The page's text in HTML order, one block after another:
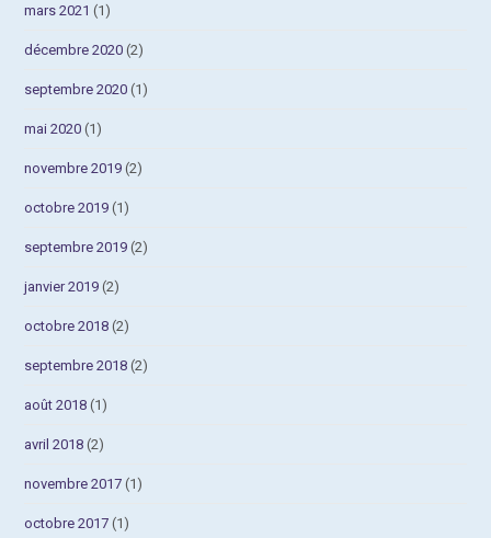
mars 2021 (1)
décembre 2020 (2)
septembre 2020 (1)
mai 2020 (1)
novembre 2019 (2)
octobre 2019 (1)
septembre 2019 (2)
janvier 2019 (2)
octobre 2018 (2)
septembre 2018 (2)
août 2018 (1)
avril 2018 (2)
novembre 2017 (1)
octobre 2017 (1)